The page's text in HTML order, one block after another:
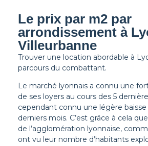
Le prix par m2 par
arrondissement à
Villeurbanne
Trouver une location abordable à
parcours du combattant.
Le marché lyonnais a connu une
de ses loyers au cours des 5
cependant connu une légère baisse
derniers mois. C’est grâce à cela
de l’agglomération lyonnaise,
ont vu leur nombre d’habitants